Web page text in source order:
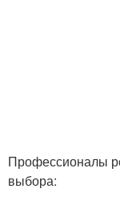
Профессионалы
выбора: